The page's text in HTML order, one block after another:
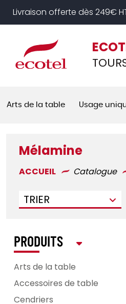
Livraison offerte dès 249€
Arts de la table Usage
Mélamine
ACCUEIL Catalogue
TRIER
PRODUITS
Arts de la table
Accessoires de table
Cendriers
Panneau de gestion des